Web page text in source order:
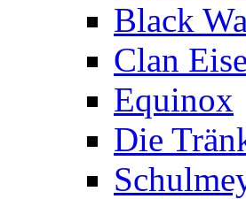
Black
Clan
Equinox
Die